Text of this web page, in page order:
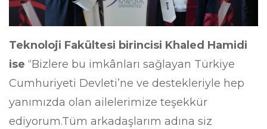
Teknoloji Fakültesi birincisi Khaled Hamidi
ise “Bizlere bu imkânları sağlayan Türkiye
Cumhuriyeti Devleti’ne ve destekleriyle hep
yanımızda olan ailelerimize teşekkür
ediyorum.Tüm arkadaşlarım adına siz